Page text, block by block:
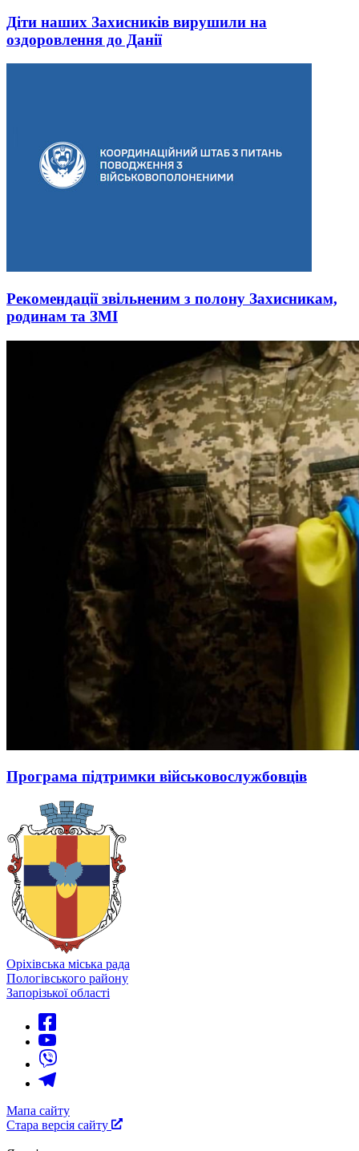
Діти наших Захисників вирушили на
оздоровлення до Данії
Рекомендації звільненим з полону Захисникам,
родинам та ЗМІ
Програма підтримки військовослужбовців
Оріхівська міська рада
Пологівського району
Запорізької області
Мапа сайту
Стара версія сайту